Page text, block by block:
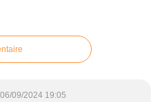
06/09/2024 19:05